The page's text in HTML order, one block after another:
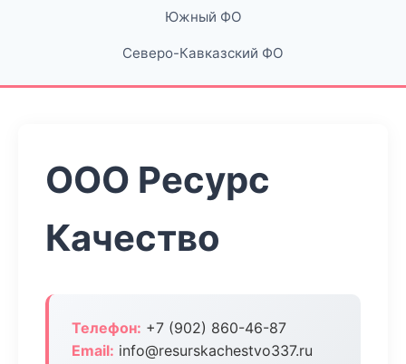
Южный ФО
Северо-Кавказский ФО
ООО Ресурс
Качество
Телефон: +7 (902) 860-46-87
Email: info@resurskachestvo337.ru